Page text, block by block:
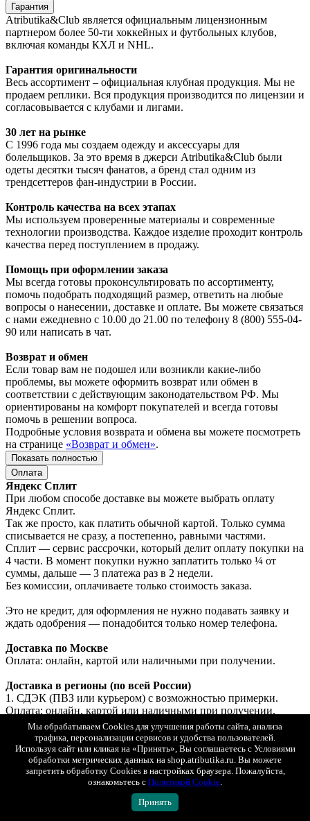
Гарантия
Atributika&Club является официальным лицензионным
партнером более 50-ти хоккейных и футбольных клубов,
включая команды КХЛ и NHL.
Гарантия оригинальности
Весь ассортимент – официальная клубная продукция. Мы не
продаем реплики. Вся продукция производится по лицензии и
согласовывается с клубами и лигами.
30 лет на рынке
С 1996 года мы создаем одежду и аксессуары для
болельщиков. За это время в джерси Atributika&Club были
одеты десятки тысяч фанатов, а бренд стал одним из
трендсеттеров фан-индустрии в России.
Контроль качества на всех этапах
Мы используем проверенные материалы и современные
технологии производства. Каждое изделие проходит контроль
качества перед поступлением в продажу.
Помощь при оформлении заказа
Мы всегда готовы проконсультировать по ассортименту,
помочь подобрать подходящий размер, ответить на любые
вопросы о нанесении, доставке и оплате. Вы можете связаться
с нами ежедневно с 10.00 до 21.00 по телефону 8 (800) 555-04-
90 или написать в чат.
Возврат и обмен
Если товар вам не подошел или возникли какие-либо
проблемы, вы можете оформить возврат или обмен в
соответствии с действующим законодательством РФ. Мы
ориентированы на комфорт покупателей и всегда готовы
помочь в решении вопроса.
Подробные условия возврата и обмена вы можете посмотреть
на странице «Возврат и обмен».
Показать полностью
Оплата
Яндекс Сплит
При любом способе доставке вы можете выбрать оплату
Яндекс Сплит.
Так же просто, как платить обычной картой. Только сумма
списывается не сразу, а постепенно, равными частями.
Сплит — сервис рассрочки, который делит оплату покупки на
4 части. В момент покупки нужно заплатить только ¼ от
суммы, дальше — 3 платежа раз в 2 недели.
Без комиссии, оплачиваете только стоимость заказа.
Это не кредит, для оформления не нужно подавать заявку и
ждать одобрения — понадобится только номер телефона.
Доставка по Москве
Оплата: онлайн, картой или наличными при получении.
Доставка в регионы (по всей России)
1. СДЭК (ПВЗ или курьером) с возможностью примерки.
Оплата: онлайн, картой или наличными при получении.
2. Почта России (первый класс).
Оплата: только онлайн.
Доставка в Беларусь и Казахстан
Оплата: только онлайн (банковской картой РФ).
Мы обрабатываем Cookies для улучшения работы сайта, анализа
трафика, персонализации сервисов и удобства пользователей.
Используя сайт или кликая на «Принять», Вы соглашаетесь с Условиями
обработки метрических данных на shop.atributika.ru. Вы можете
запретить обработку Cookies в настройках браузера. Пожалуйста,
ознакомьтесь с Политикой Cookie.
Принять